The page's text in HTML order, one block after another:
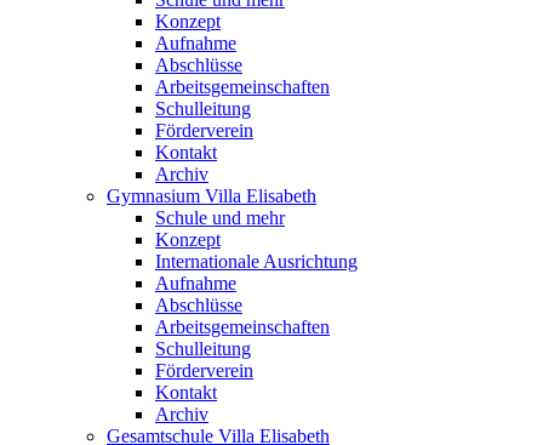
Konzept
Aufnahme
Abschlüsse
Arbeitsgemeinschaften
Schulleitung
Förderverein
Kontakt
Archiv
Gymnasium Villa Elisabeth
Schule und mehr
Konzept
Internationale Ausrichtung
Aufnahme
Abschlüsse
Arbeitsgemeinschaften
Schulleitung
Förderverein
Kontakt
Archiv
Gesamtschule Villa Elisabeth